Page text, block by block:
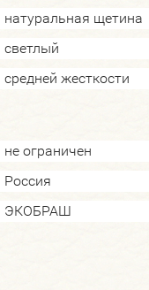
натуральная щетина
светлый
средней жесткости
не ограничен
Россия
ЭКОБРАШ